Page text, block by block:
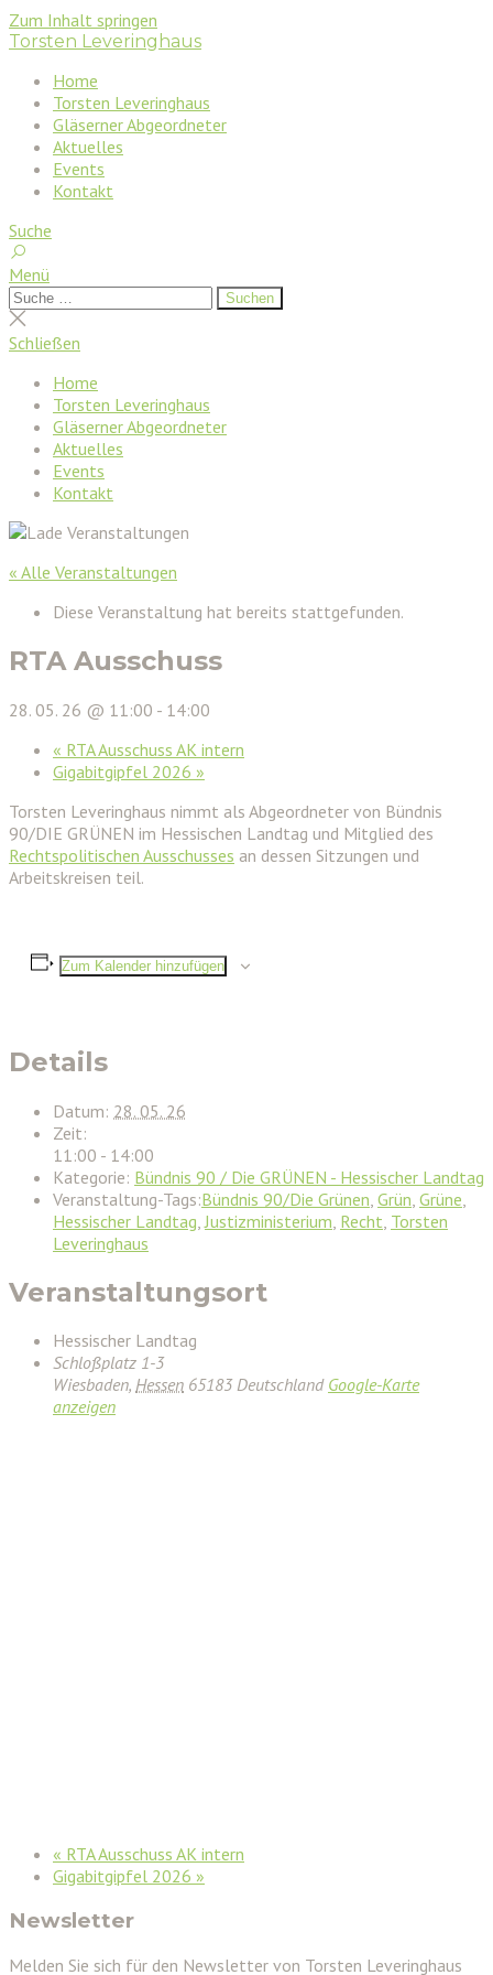
Zum Inhalt springen
Torsten Leveringhaus
Home
Torsten Leveringhaus
Gläserner Abgeordneter
Aktuelles
Events
Kontakt
Suche
Menü
Suchen
nach:
Suchen
Suche
schließen
Schließen
Home
Torsten Leveringhaus
Gläserner Abgeordneter
Aktuelles
Events
Kontakt
« Alle Veranstaltungen
Diese Veranstaltung hat bereits stattgefunden.
RTA Ausschuss
28. 05. 26 @ 11:00 - 14:00
« RTA Ausschuss AK intern
Gigabitgipfel 2026 »
Torsten Leveringhaus nimmt als Abgeordneter von Bündnis
90/DIE GRÜNEN im Hessischen Landtag und Mitglied des
Rechtspolitischen Ausschusses an dessen Sitzungen und
Arbeitskreisen teil.
Zum Kalender hinzufügen
Details
Datum: 28. 05. 26
Zeit:
11:00 - 14:00
Kategorie: Bündnis 90 / Die GRÜNEN - Hessischer Landtag
Veranstaltung-Tags:Bündnis 90/Die Grünen Grün Grüne
Hessischer Landtag Justizministerium Recht Torsten
Leveringhaus
Veranstaltungsort
Hessischer Landtag
Schloßplatz 1-3
Wiesbaden, Hessen 65183 Deutschland Google-Karte
anzeigen
« RTA Ausschuss AK intern
Gigabitgipfel 2026 »
Newsletter
Melden Sie sich für den Newsletter von Torsten Leveringhaus